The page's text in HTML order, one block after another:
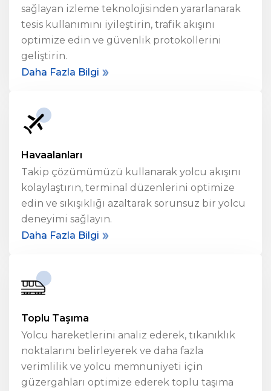
sağlayan izleme teknolojisinden yararlanarak
tesis kullanımını iyileştirin, trafik akışını
optimize edin ve güvenlik protokollerini
geliştirin.
Daha Fazla Bilgi
Havaalanları
Takip çözümümüzü kullanarak yolcu akışını
kolaylaştırın, terminal düzenlerini optimize
edin ve sıkışıklığı azaltarak sorunsuz bir yolcu
deneyimi sağlayın.
Daha Fazla Bilgi
Toplu Taşıma
Yolcu hareketlerini analiz ederek, tıkanıklık
noktalarını belirleyerek ve daha fazla
verimlilik ve yolcu memnuniyeti için
güzergahları optimize ederek toplu taşıma